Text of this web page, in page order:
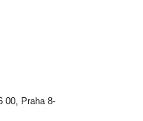
00, Praha 8-